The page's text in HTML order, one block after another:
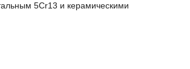
5Cr13 и керамическими